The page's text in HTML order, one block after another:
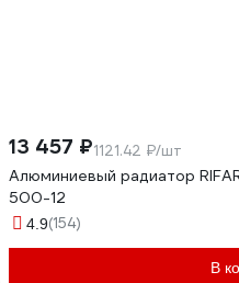
13 457 ₽1121.42 ₽/шт
Алюминиевый радиатор
500-12
4.9(154)
В